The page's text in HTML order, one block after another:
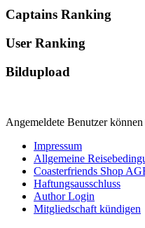
Captains Ranking
User Ranking
Bildupload
Angemeldete Benutzer
Impressum
Allgemeine
Coasterfriends Shop
Haftungsausschluss
Author Login
Mitgliedschaft kündigen